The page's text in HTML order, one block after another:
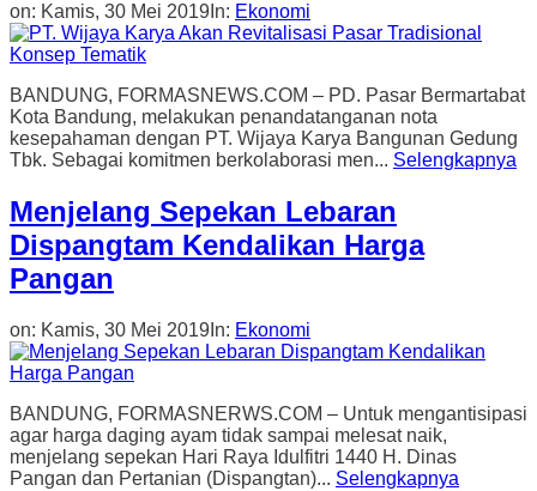
on: Kamis, 30 Mei 2019 In: Ekonomi
BANDUNG, FORMASNEWS.COM – PD. Pasar Bermartabat
Kota Bandung, melakukan penandatanganan nota
kesepahaman dengan PT. Wijaya Karya Bangunan Gedung
Tbk. Sebagai komitmen berkolaborasi men... Selengkapnya
Menjelang Sepekan Lebaran
Dispangtam Kendalikan Harga
Pangan
on: Kamis, 30 Mei 2019 In: Ekonomi
BANDUNG, FORMASNERWS.COM – Untuk mengantisipasi
agar harga daging ayam tidak sampai melesat naik,
menjelang sepekan Hari Raya Idulfitri 1440 H. Dinas
Pangan dan Pertanian (Dispangtan)... Selengkapnya